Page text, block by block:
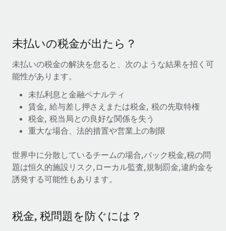
専門家に相談
グローバル人事・コンプライアンスの専門サポート
バックグラウンドチェック
Compliance Watchtower
コンプライアンスリスクを先回りして対応
ITデバイスを世界規模で提供・管理
法人設立
移住・転勤
従業員の異動をスムーズに
統合とAI自動化に関するコンサルティング
活用事例
Reverse Tech、契約社員管理と給与処理でRemote
と戦略的提携
Reverse Techの概要 健康とウェルネスのスタートアップである
Reverse...
詳細を見る
のか
情報センター
サポートを依頼する
ブログ
グローバル給与処理
EORおよびPEO
契約社員管理
ブログを読む
未払いの税金が出たら？
未払いの税金の解決を怠ると、次のような結果を招く可
能性があります。
未払利息と金融ペナルティ
賃金, 給与差し押さえまたは税金, 税の先取特権
税金, 税当局との良好な関係を失う
重大な場合、法的措置や営業上の制限
世界中に分散しているチームの場合,バック税金,税の問
題は恒久的施設リスク,ローカル監査,規制罰金,違約金を
誘発する可能性もあります。
税金, 税問題を防ぐには？